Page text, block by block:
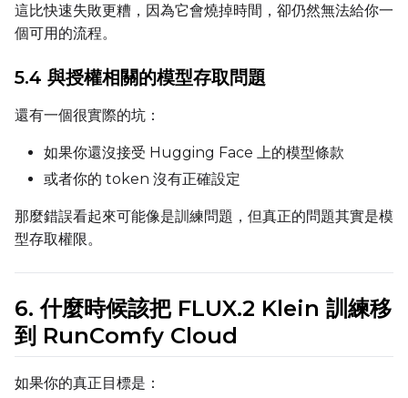
Seed
Prompt
Height
這比快速失敗更糟，因為它會燒掉時間，卻仍然無法給你一
個可用的流程。
5.4 與授權相關的模型存取問題
還有一個很實際的坑：
如果你還沒接受 Hugging Face 上的模型條款
或者你的 token 沒有正確設定
那麼錯誤看起來可能像是訓練問題，但真正的問題其實是模
型存取權限。
6. 什麼時候該把 FLUX.2 Klein 訓練移
到 RunComfy Cloud
如果你的真正目標是：